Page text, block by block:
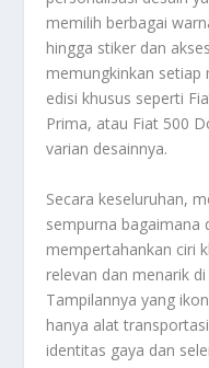
memilih berbagai
hingga stiker dan
memungkinkan setiap
edisi khusus seperti
Prima, atau Fiat 500
varian desainnya.
Secara keseluruhan,
sempurna
mempertahankan ciri
relevan dan menarik
Tampilannya yang
hanya alat
identitas gaya dan